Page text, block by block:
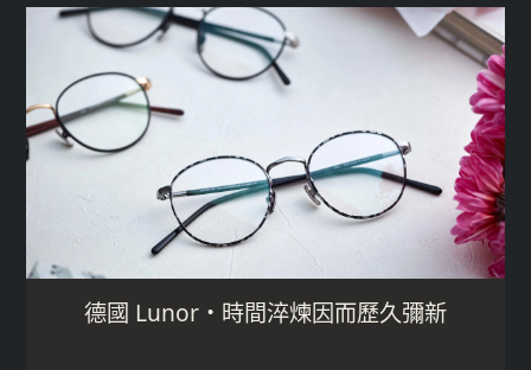
德國 Lunor・時間淬煉因而歷久彌新